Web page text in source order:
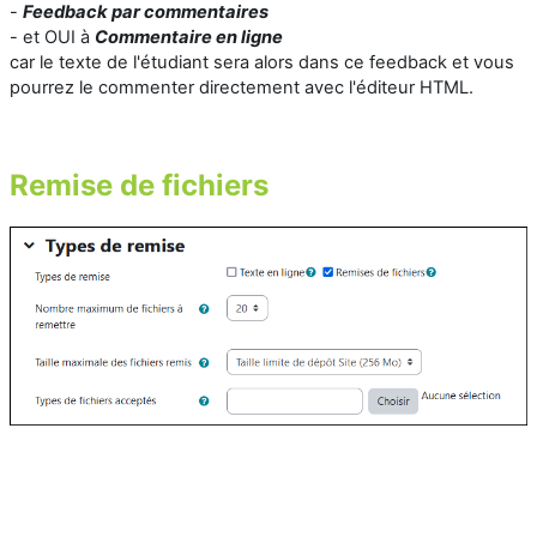
- Feedback par commentaires
- et OUI à Commentaire en ligne
car le texte de l'étudiant sera alors dans ce feedback et vous
pourrez le commenter directement avec l'éditeur HTML.
Remise de fichiers